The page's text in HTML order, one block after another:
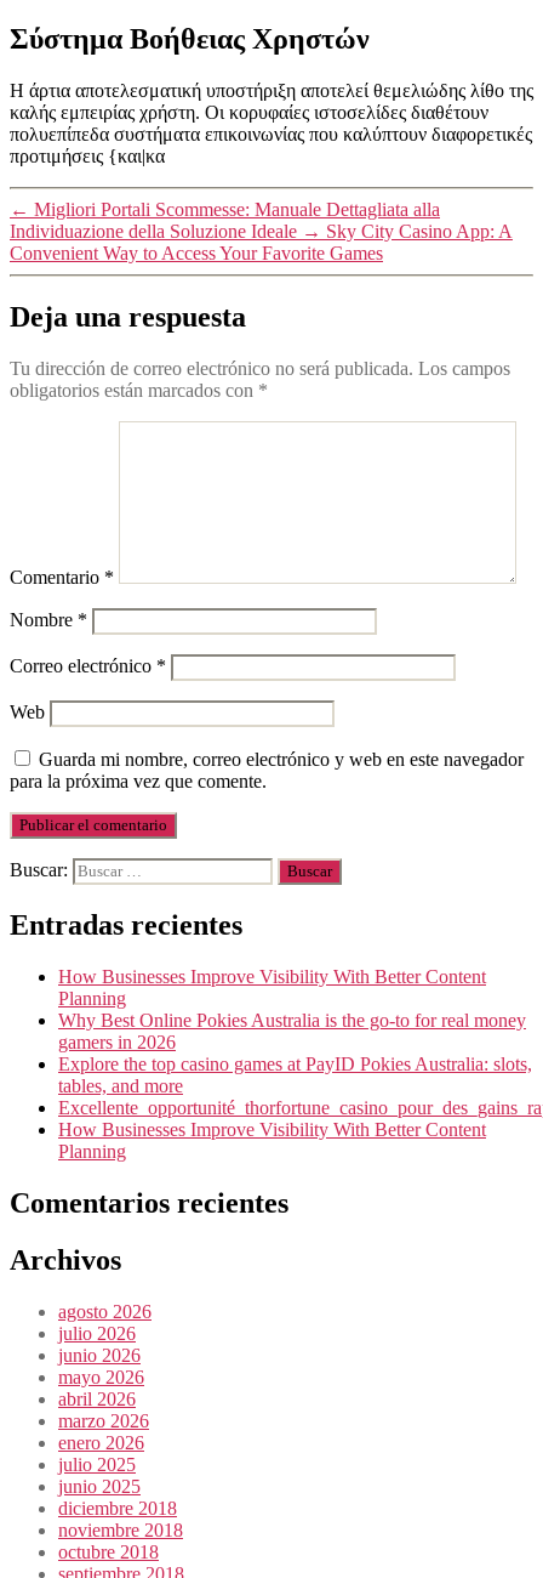
Σύστημα Βοήθειας Χρηστών
Η άρτια αποτελεσματική υποστήριξη αποτελεί θεμελιώδης λίθο της
καλής εμπειρίας χρήστη. Οι κορυφαίες ιστοσελίδες διαθέτουν
πολυεπίπεδα συστήματα επικοινωνίας που καλύπτουν διαφορετικές
προτιμήσεις {και|κα
← Migliori Portali Scommesse: Manuale Dettagliata alla
Individuazione della Soluzione Ideale → Sky City Casino App: A
Convenient Way to Access Your Favorite Games
Deja una respuesta
Tu dirección de correo electrónico no será publicada. Los campos
obligatorios están marcados con *
Comentario *
Nombre *
Correo electrónico *
Web
Guarda mi nombre, correo electrónico y web en este navegador
para la próxima vez que comente.
Buscar:
Entradas recientes
How Businesses Improve Visibility With Better Content
Planning
Why Best Online Pokies Australia is the go-to for real money
gamers in 2026
Explore the top casino games at PayID Pokies Australia: slots,
tables, and more
How Businesses Improve Visibility With Better Content
Planning
Comentarios recientes
Archivos
agosto 2026
julio 2026
junio 2026
mayo 2026
abril 2026
marzo 2026
enero 2026
julio 2025
junio 2025
diciembre 2018
noviembre 2018
octubre 2018
septiembre 2018